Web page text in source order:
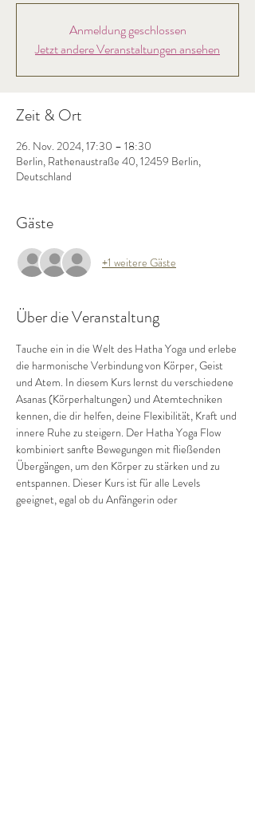
Anmeldung geschlossen
Jetzt andere Veranstaltungen ansehen
Zeit & Ort
26. Nov. 2024, 17:30 – 18:30
Berlin, Rathenaustraße 40, 12459 Berlin,
Deutschland
Gäste
+1 weitere Gäste
Über die Veranstaltung
Tauche ein in die Welt des Hatha Yoga und erlebe
die harmonische Verbindung von Körper, Geist
und Atem. In diesem Kurs lernst du verschiedene
Asanas (Körperhaltungen) und Atemtechniken
kennen, die dir helfen, deine Flexibilität, Kraft und
innere Ruhe zu steigern. Der Hatha Yoga Flow
kombiniert sanfte Bewegungen mit fließenden
Übergängen, um den Körper zu stärken und zu
entspannen. Dieser Kurs ist für alle Levels
geeignet, egal ob du Anfängerin oder